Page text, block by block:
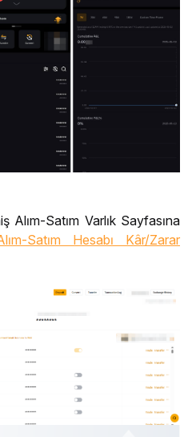
Alım-Satım Varlık Sayfasına
Satım Hesabı Kâr/Zarar